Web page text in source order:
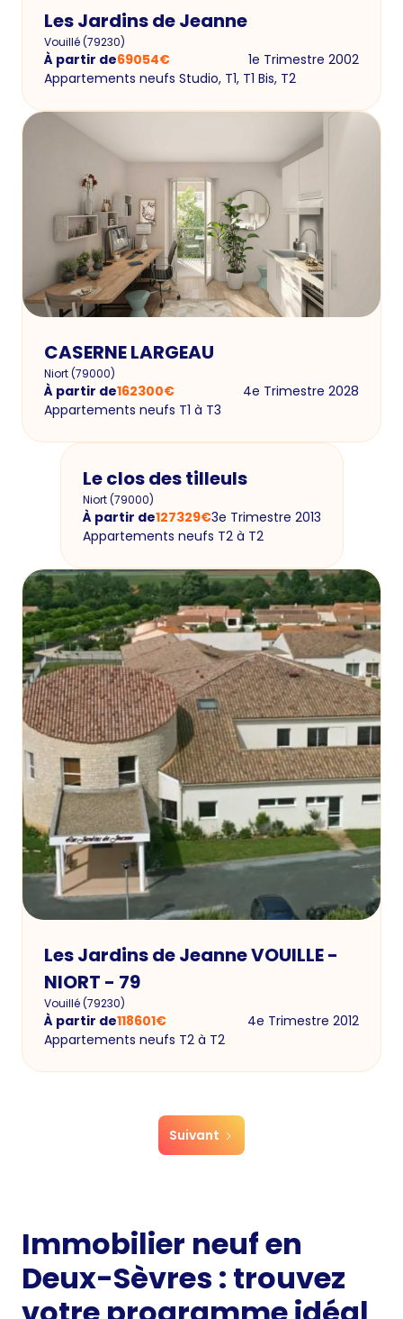
Les Jardins de Jeanne
Vouillé(79230)
À partir de69054€
1e Trimestre 2002
Appartements neufs Studio, T1, T1 Bis, T2
CASERNE LARGEAU
Niort(79000)
À partir de162300€
4e Trimestre 2028
Appartements neufs T1 à T3
Le clos des tilleuls
Niort (79000)
À partir de127329€3e Trimestre 2013
Appartements neufs T2 à T2
Les Jardins de Jeanne VOUILLE -
NIORT - 79
Vouillé(79230)
À partir de118601€
4e Trimestre 2012
Appartements neufs T2 à T2
Suivant
Immobilier neuf en
Deux-Sèvres : trouvez